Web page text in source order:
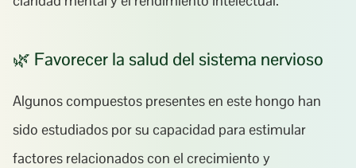
🌿 Favorecer la salud del sistema nervioso
Algunos compuestos presentes en este hongo han
sido estudiados por su capacidad para estimular
factores relacionados con el crecimiento y